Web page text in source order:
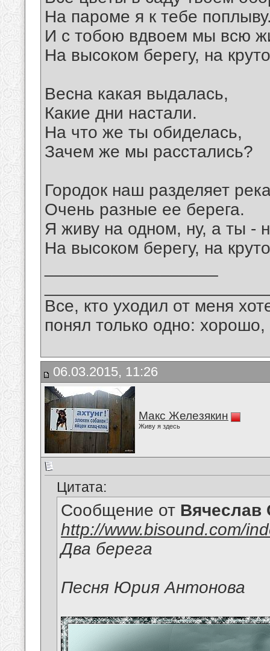
На пароме я к тебе
И с тобою вдвоем мы всю
На высоком берегу, на
Весна какая выдалась,
Какие дни настали.
На что же ты обиделась,
Зачем же мы расстались?
Городок наш разделяет
Очень разные ее берега.
Я живу на одном, ну, а ты -
На высоком берегу, на
Все, кто уходил от меня
понял только одно:
06.03.2015, 11:26
Макс Железякин
Живу я здесь
Цитата:
Сообщение от Вячеслав
http://www.bisound.com/
Два берега
Песня Юрия Антонова